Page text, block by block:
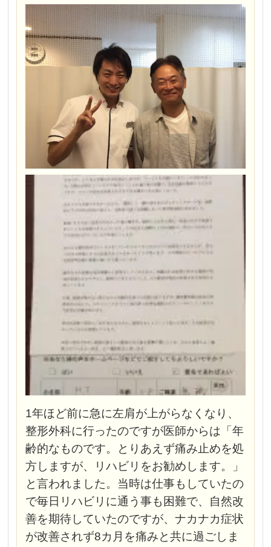
1年ほど前に急に左肩が上がらなくなり、
整形外科に行ったのですが医師からは「年
齢的なものです。とりあえず痛み止めを処
方しますが、リハビリをお勧めします。」
と言われました。当時は仕事もしていたの
で毎日リハビリに通う事も困難で、自然改
善を期待していたのですが、ナカナカ症状
が改善されず8カ月を痛みと共に過ごしま